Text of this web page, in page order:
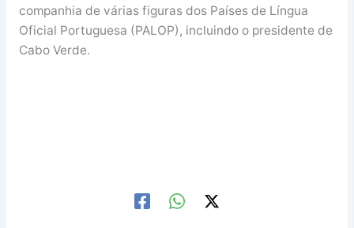
companhia de várias figuras dos Países de Língua
Oficial Portuguesa (PALOP), incluindo o presidente de
Cabo Verde.